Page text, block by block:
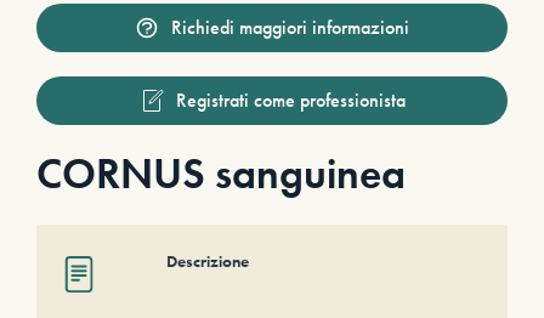
Richiedi maggiori informazioni
Registrati come professionista
CORNUS sanguinea
Descrizione